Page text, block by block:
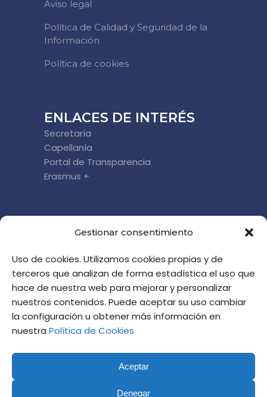
Gestionar consentimiento
Uso de cookies. Utilizamos cookies propias y de
terceros que analizan de forma estadística el uso que
hace de nuestra web para mejorar y personalizar
nuestros contenidos. Puede aceptar su uso cambiar
la configuración u obtener más información en
nuestra Política de Cookies
Aceptar
Denegar
Aviso legal
Política de Calidad y Seguridad de la
Información
Política de cookies
ENLACES DE INTERÉS
Secretaría
Capellanía
Portal de Transparencia
Erasmus +
DÓNDE ESTAMOS
informacion@altaviana.com
HORARIO DE ATENCIÓN EN JULIO: